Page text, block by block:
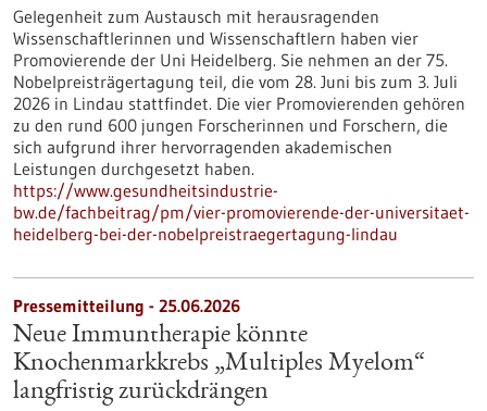
Gelegenheit zum Austausch mit herausragenden
Wissenschaftlerinnen und Wissenschaftlern haben vier
Promovierende der Uni Heidelberg. Sie nehmen an der 75.
Nobelpreisträgertagung teil, die vom 28. Juni bis zum 3. Juli
2026 in Lindau stattfindet. Die vier Promovierenden gehören
zu den rund 600 jungen Forscherinnen und Forschern, die
sich aufgrund ihrer hervorragenden akademischen
Leistungen durchgesetzt haben.
https://www.gesundheitsindustrie-
bw.de/fachbeitrag/pm/vier-promovierende-der-universitaet-
heidelberg-bei-der-nobelpreistraegertagung-lindau
Pressemitteilung - 25.06.2026
Neue Immuntherapie könnte
Knochenmarkkrebs „Multiples Myelom“
langfristig zurückdrängen